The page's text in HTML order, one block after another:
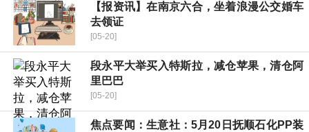
【报资讯】在南京六合，坐着浪漫公交婚车
去领证
[05-20]
段永平大举买入特斯拉，减仓苹果，清仓阿
里巴巴
[05-20]
焦点要闻：生意社：5月20日抚顺石化PP装